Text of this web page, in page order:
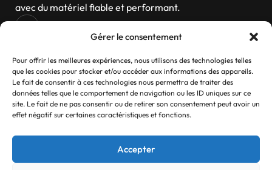
Gérer le consentement
Pour offrir les meilleures expériences, nous utilisons des technologies telles
que les cookies pour stocker et/ou accéder aux informations des appareils.
Le fait de consentir à ces technologies nous permettra de traiter des
données telles que le comportement de navigation ou les ID uniques sur ce
site. Le fait de ne pas consentir ou de retirer son consentement peut avoir un
effet négatif sur certaines caractéristiques et fonctions.
Accepter
avec du matériel fiable et performant.
Navigation
Contactez-nous
Contact